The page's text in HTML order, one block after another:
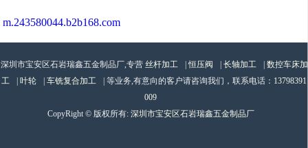
m.243580044.b2b168.com
深圳市宝安区石岩瑞鑫五金制品厂,专营 丝杆加工 |恒压阀 长轴加工
数控车床加
工
叶轮 车铣复合加工 | 等业务,有意向的客户请咨询我们，联系电话： 13798391
009
CopyRight © 版权所有: 深圳市宝安区石岩瑞鑫五金制品厂